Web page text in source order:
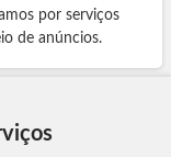
por serviços
de anúncios.